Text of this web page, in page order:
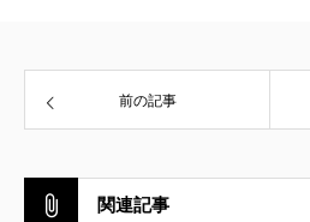
前の記事
関連記事